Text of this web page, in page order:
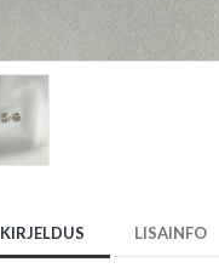
KIRJELDUS LISAINFO